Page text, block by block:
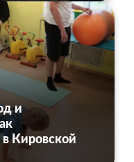
и
Кировской